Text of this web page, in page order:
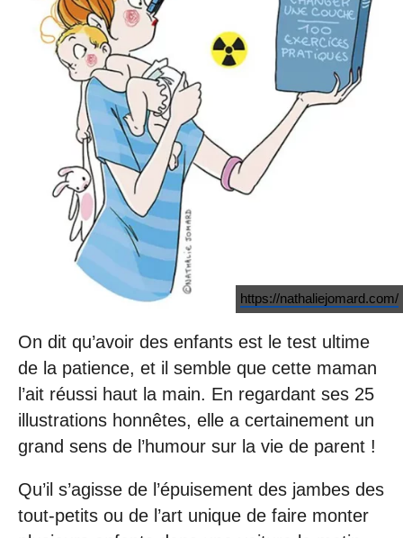
1
https://nathaliejomard.com/
On dit qu’avoir des enfants est le test ultime
de la patience, et il semble que cette maman
l’ait réussi haut la main. En regardant ses 25
illustrations honnêtes, elle a certainement un
grand sens de l’humour sur la vie de parent !
Qu’il s’agisse de l’épuisement des jambes des
tout-petits ou de l’art unique de faire monter